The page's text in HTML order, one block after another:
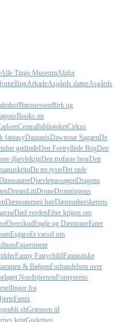
Alle Tings MuseumAlpha
ArkadeAsgårds datterAsgårds
BaronessenBirk og
Books on
CentralbiblioteketCirkus
fantasyDautanisDawnstar SagaenDe
gudindeDen Fortryllede BogDen
djævlekrigDen trofaste brorDen
De tre tysteDet røde
DjævlepassagenDragens
DreamLittDroneDronningens
Dæmonernes havDæmonherskerens
Død verdenEfter krigen om
ElverskudEngle og DæmonerEnter
EsgaroEt varsel om
Experiment
Fanny FairychildFantastiske
& BølgenForbandelsen over
NordstjernenFornyerens
fra
Fønix
Grænsen til
krigGudernes